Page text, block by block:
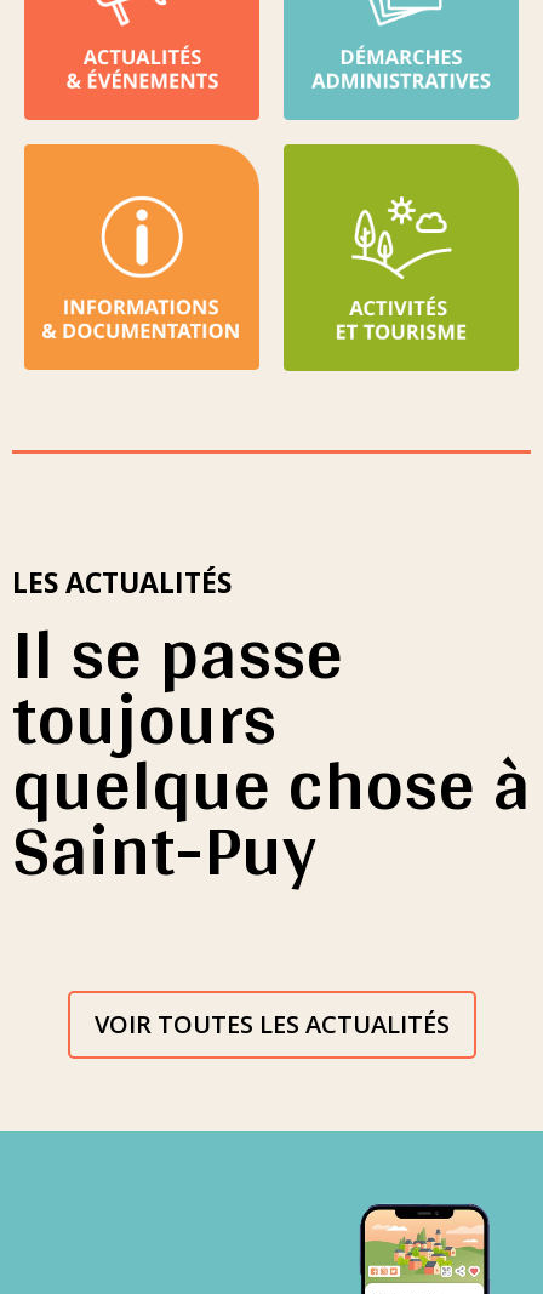
LES ACTUALITÉS
Il se passe
toujours
quelque chose à
Saint-Puy
VOIR TOUTES LES ACTUALITÉS